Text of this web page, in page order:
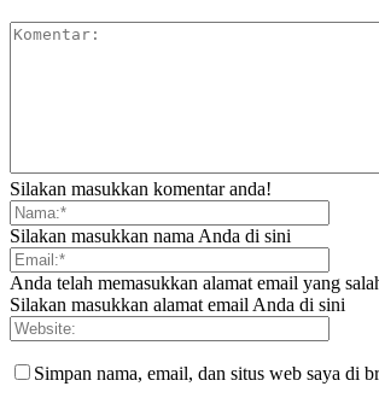
Silakan masukkan komentar anda!
Silakan masukkan nama Anda di sini
Anda telah memasukkan alamat email yang
Silakan masukkan alamat email Anda di sini
Simpan nama, email, dan situs web saya di